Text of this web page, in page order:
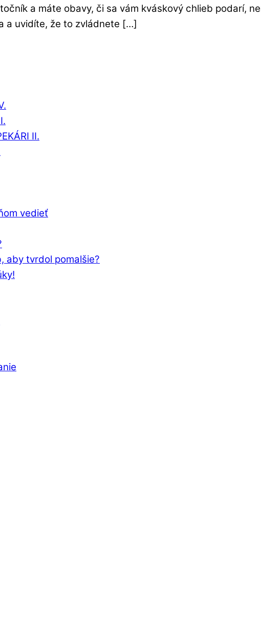
a máte obavy, či sa vám kváskový chlieb podarí,
a uvidíte, že to zvládnete […]
II.
vedieť
aby tvrdol pomalšie?